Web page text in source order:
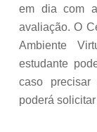
em dia com
avaliação. O
Ambiente
estudante
caso
poderá